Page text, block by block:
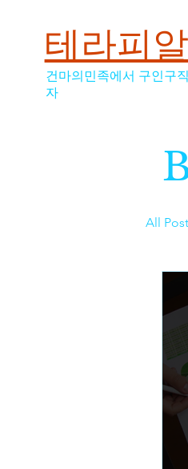
테라피
건마의민족에서 구인구
자
All